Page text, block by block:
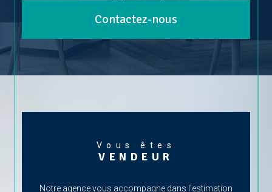
Gestion locative à Levallois-Perret
Estimation à Boulogne-Billancourt
Estimation à Paris 8e
Estimation à Neuilly-sur-Seine
Gestion locative à Neuilly-sur-Seine
Contactez-nous
Vous êtes
VENDEUR
Notre agence vous accompagne dans l'estimation